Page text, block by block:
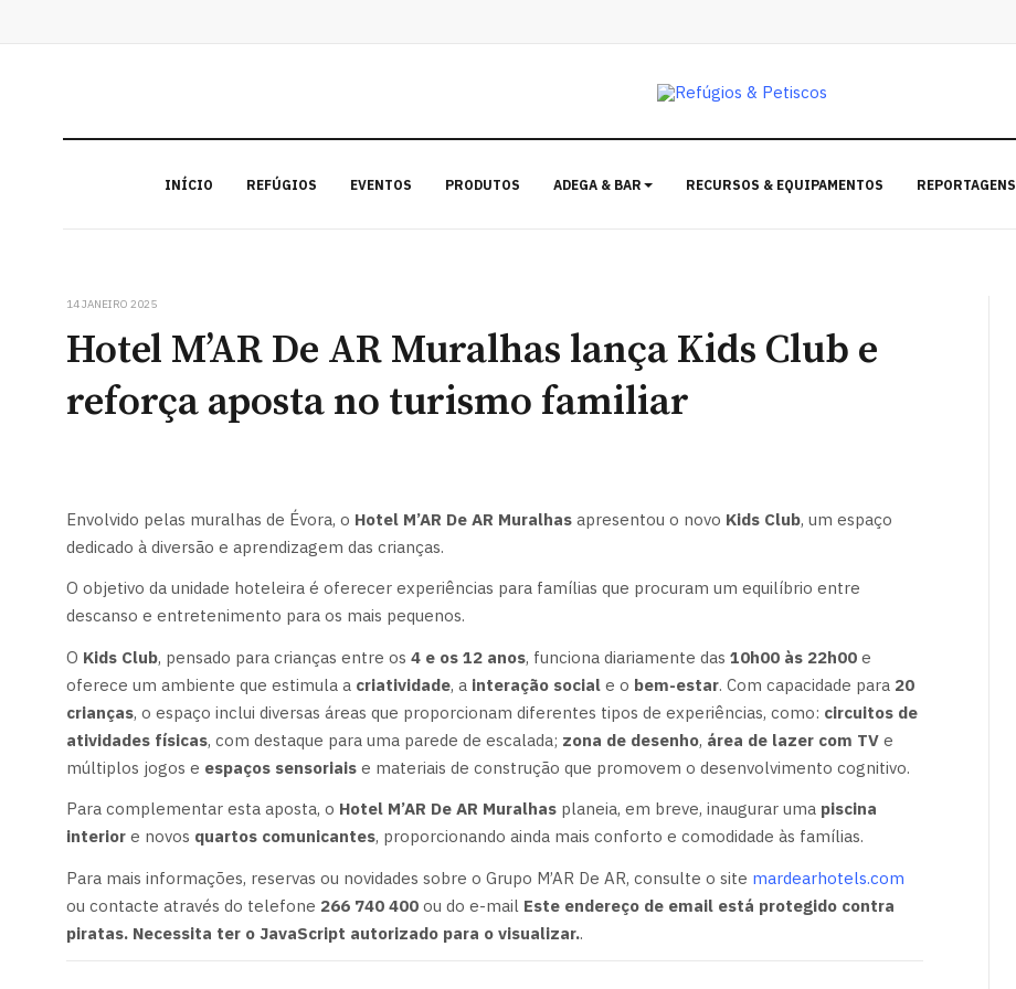
INÍCIO REFÚGIOS EVENTOS PRODUTOS ADEGA & BAR RECURSOS & EQUIPAMENTOS REPORTAGENS
14 JANEIRO 2025
Hotel M’AR De AR Muralhas lança Kids Club e
reforça aposta no turismo familiar
Envolvido pelas muralhas de Évora, o Hotel M’AR De AR Muralhasapresentou o novo Kids Club, um espaço
dedicado à diversão e aprendizagem das crianças.
O objetivo da unidade hoteleira é oferecer experiências para famílias que procuram um equilíbrio entre
descanso e entretenimento para os mais pequenos.
O Kids Club, pensado para crianças entre os 4 e os 12 anos, funciona diariamente das 10h00 às 22h00e
oferece um ambiente que estimula a criatividade, a interação sociale o bem-estar. Com capacidade para 20
crianças, o espaço inclui diversas áreas que proporcionam diferentes tipos de experiências, como: circuitos de
atividades físicas, com destaque para uma parede de escalada; zona de desenho, área de lazer com TVe
múltiplos jogos e espaços sensoriaise materiais de construção que promovem o desenvolvimento cognitivo.
Para complementar esta aposta, o Hotel M’AR De AR Muralhasplaneia, em breve, inaugurar uma piscina
interiore novos quartos comunicantes, proporcionando ainda mais conforto e comodidade às famílias.
Para mais informações, reservas ou novidades sobre o Grupo M’AR De AR, consulte o site mardearhotels.com
ou contacte através do telefone 266 740 400ou do e-mail Este endereço de email está protegido contra
piratas. Necessita ter o JavaScript autorizado para o visualizar..